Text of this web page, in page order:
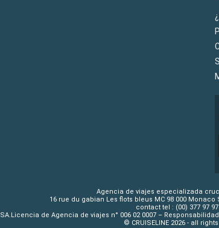
Agencia de viajes especializada
16 rue du gabian Les flots bleus MC 98 000 Monaco
contact tel : (00) 377 97 97
SA.Licencia de Agencia de viajes n° 006 02 0007 – Responsabilidad
© CRUISELINE 2026 - all